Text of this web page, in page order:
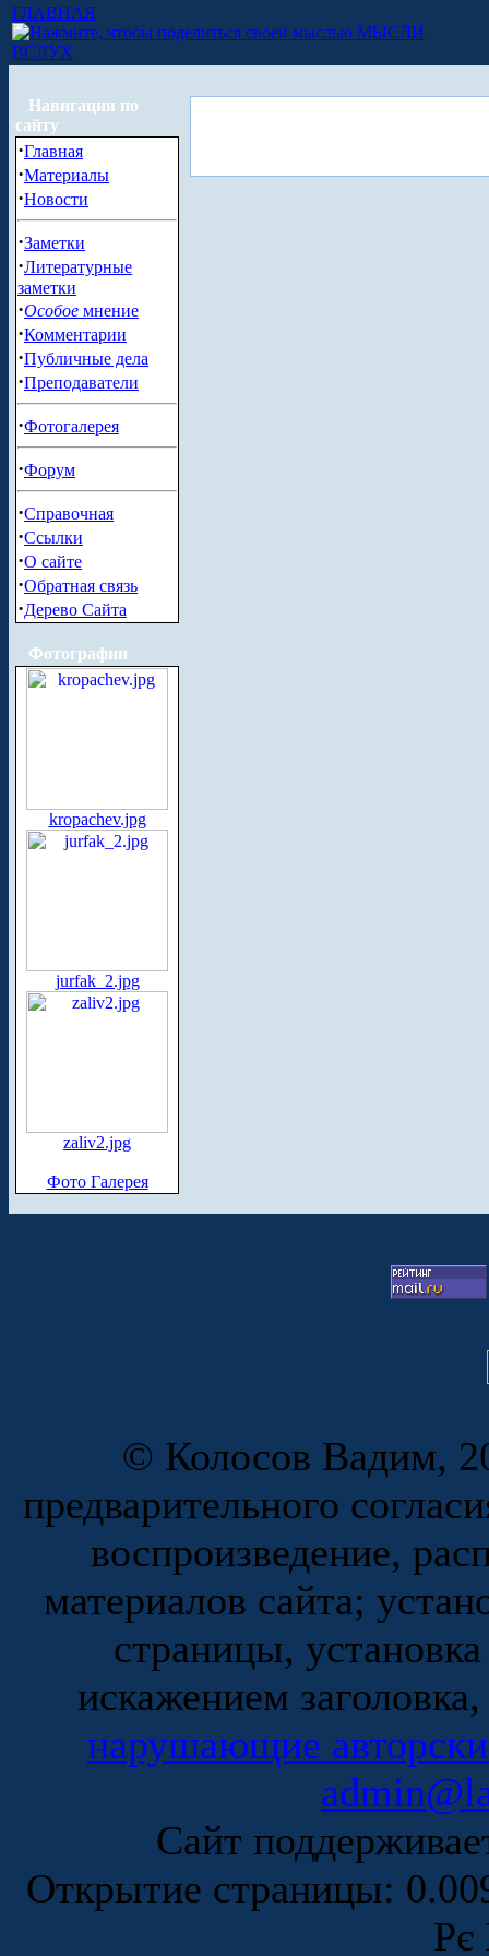
ГЛАВНАЯ
МЫСЛИ
ВСЛУХ
Навигация по
сайту
·Главная
·Материалы
·Новости
·Заметки
·Литературные
заметки
·Особое мнение
·Комментарии
·Публичные дела
·Преподаватели
·Фотогалерея
·Форум
·Справочная
·Ссылки
·О сайте
·Обратная связь
·Дерево Сайта
Фотографии
kropachev.jpg
jurfak_2.jpg
zaliv2.jpg
Фото Галерея
© Колосов Вадим,
предварительного
воспроизведение,
материалов сайта;
страницы,
искажением
нарушающие
Сайт
Открытие страницы:
Рє